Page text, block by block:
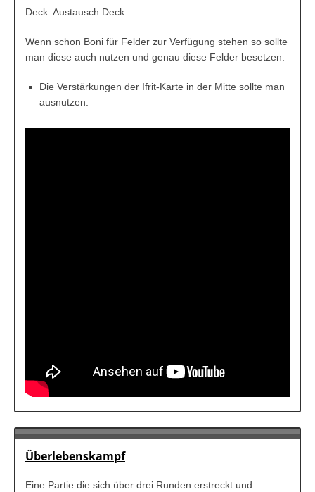
Deck: Austausch Deck
Wenn schon Boni für Felder zur Verfügung stehen so sollte
man diese auch nutzen und genau diese Felder besetzen.
Die Verstärkungen der Ifrit-Karte in der Mitte sollte man
ausnutzen.
Überlebenskampf
Eine Partie die sich über drei Runden erstreckt und